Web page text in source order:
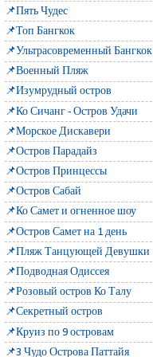
📌Пять Чудес
📌Топ Бангкок
📌Ультрасовременный Бангкок
📌Военный Пляж
📌Изумрудный остров
📌Ко Сичанг - Остров Удачи
📌Морское Дискавери
📌Остров Парадайз
📌Остров Принцессы
📌Остров Сабай
📌Ко Самет и огненное шоу
📌Остров Самет на 1 день
📌Пляж Танцующей Девушки
📌Подводная Одиссея
📌Розовый остров Ко Талу
📌Секретный остров
📌Круиз по 9 островам
📌3 Чудо Острова Паттайя